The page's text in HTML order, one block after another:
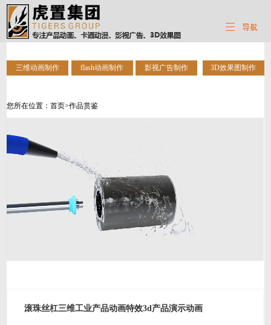
三维动画制作 flash动画制作 影视广告制作 3D效果图制作
您所在位置：首页>作品赏鉴
滚珠丝杠三维工业产品动画特效3d产品演示动画